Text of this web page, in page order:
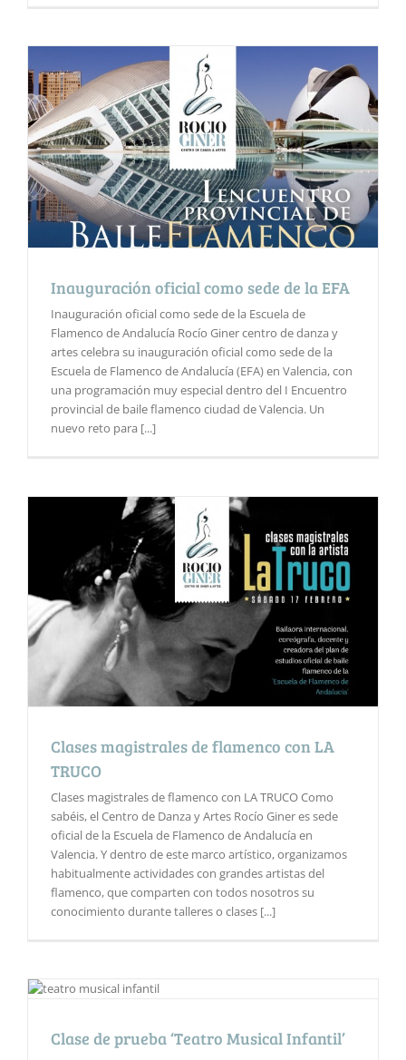
Inauguración oficial como sede de la EFA
Inauguración oficial como sede de la Escuela de
Flamenco de Andalucía Rocío Giner centro de danza y
artes celebra su inauguración oficial como sede de la
Escuela de Flamenco de Andalucía (EFA) en Valencia, con
una programación muy especial dentro del I Encuentro
provincial de baile flamenco ciudad de Valencia. Un
nuevo reto para [...]
Clases magistrales de flamenco con LA
TRUCO
Clases magistrales de flamenco con LA TRUCO Como
sabéis, el Centro de Danza y Artes Rocío Giner es sede
oficial de la Escuela de Flamenco de Andalucía en
Valencia. Y dentro de este marco artístico, organizamos
habitualmente actividades con grandes artistas del
flamenco, que comparten con todos nosotros su
conocimiento durante talleres o clases [...]
Clase de prueba ‘Teatro Musical Infantil’